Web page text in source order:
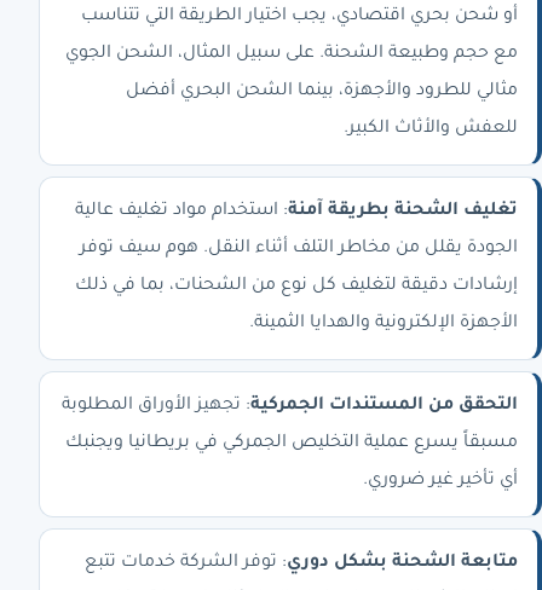
أو شحن بحري اقتصادي، يجب اختيار الطريقة التي تتناسب
مع حجم وطبيعة الشحنة. على سبيل المثال، الشحن الجوي
مثالي للطرود والأجهزة، بينما الشحن البحري أفضل
للعفش والأثاث الكبير.
تغليف الشحنة بطريقة آمنة: استخدام مواد تغليف عالية
الجودة يقلل من مخاطر التلف أثناء النقل. هوم سيف توفر
إرشادات دقيقة لتغليف كل نوع من الشحنات، بما في ذلك
الأجهزة الإلكترونية والهدايا الثمينة.
التحقق من المستندات الجمركية: تجهيز الأوراق المطلوبة
مسبقاً يسرع عملية التخليص الجمركي في بريطانيا ويجنبك
أي تأخير غير ضروري.
متابعة الشحنة بشكل دوري: توفر الشركة خدمات تتبع